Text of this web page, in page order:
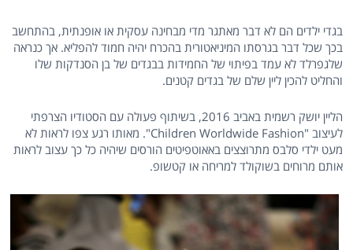
בגדי ילדים הם לא דבר מאתגר מדי מבחינה עסקית או אופנתית, בהתחשב
בכך שכל דבר בגרסתו המיניאטורית בהכרח יהיה חמוד להפליא. אך כנראה
שלגפרלד לא עמד בפיתוי של החמידות בבגדים של בן הסנדקות שלו
והחליט להכין ליין שלם של בגדים קטנים.
הליין יושק רשמית באביב 2016, בשיתוף פעולה עם הסטודיו הצרפתי
לעיצוב "Children Worldwide Fashion". מאותו רגע צפו לראות לא
מעט ילדי סלבס מתרוצצים באאוטפיטים הורסים שיהיה כל כך עצוב לראות
אותם מרוחים בשוקולד למריחה או קטשופ.